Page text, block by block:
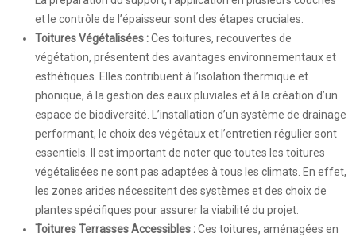
et le contrôle de l’épaisseur sont des étapes cruciales.
Toitures Végétalisées :Ces toitures, recouvertes de
végétation, présentent des avantages environnementaux et
esthétiques. Elles contribuent à l’isolation thermique et
phonique, à la gestion des eaux pluviales et à la création d’un
espace de biodiversité. L’installation d’un système de drainage
performant, le choix des végétaux et l’entretien régulier sont
essentiels. Il est important de noter que toutes les toitures
végétalisées ne sont pas adaptées à tous les climats. En effet,
les zones arides nécessitent des systèmes et des choix de
plantes spécifiques pour assurer la viabilité du projet.
Toitures Terrasses Accessibles :Ces toitures, aménagées en